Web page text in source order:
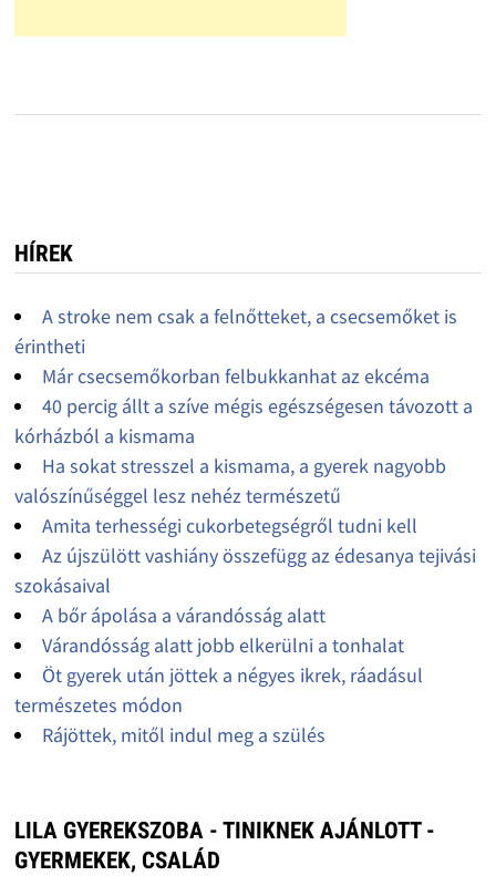
HÍREK
A stroke nem csak a felnőtteket, a csecsemőket is
érintheti
Már csecsemőkorban felbukkanhat az ekcéma
40 percig állt a szíve mégis egészségesen távozott a
kórházból a kismama
Ha sokat stresszel a kismama, a gyerek nagyobb
valószínűséggel lesz nehéz természetű
Amita terhességi cukorbetegségről tudni kell
Az újszülött vashiány összefügg az édesanya tejivási
szokásaival
A bőr ápolása a várandósság alatt
Várandósság alatt jobb elkerülni a tonhalat
Öt gyerek után jöttek a négyes ikrek, ráadásul
természetes módon
Rájöttek, mitől indul meg a szülés
LILA GYEREKSZOBA - TINIKNEK AJÁNLOTT -
GYERMEKEK, CSALÁD